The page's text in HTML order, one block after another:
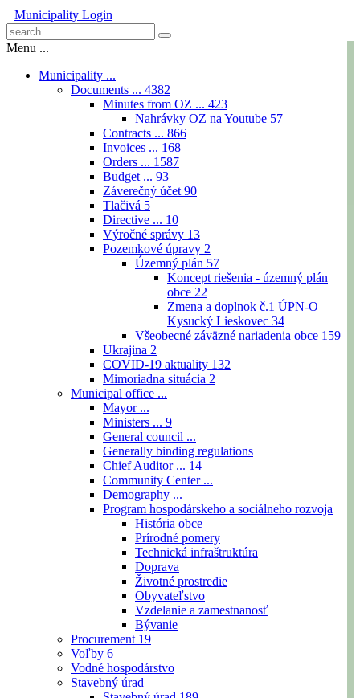
Municipality Login
Menu ...
Municipality ...
Documents ... 4382
Minutes from OZ ... 423
Nahrávky OZ na Youtube 57
Contracts ... 866
Invoices ... 168
Orders ... 1587
Budget ... 93
Záverečný účet 90
Tlačivá 5
Directive ... 10
Výročné správy 13
Pozemkové úpravy 2
Územný plán 57
Koncept riešenia - územný plán
obce 22
Zmena a doplnok č.1 ÚPN-O
Kysucký Lieskovec 34
Všeobecné záväzné nariadenia obce 159
Ukrajina 2
COVID-19 aktuality 132
Mimoriadna situácia 2
Municipal office ...
Mayor ...
Ministers ... 9
General council ...
Generally binding regulations
Chief Auditor ... 14
Community Center ...
Demography ...
Program hospodárskeho a sociálneho rozvoja
História obce
Prírodné pomery
Technická infraštruktúra
Doprava
Životné prostredie
Obyvateľstvo
Vzdelanie a zamestnanosť
Bývanie
Procurement 19
Voľby 6
Vodné hospodárstvo
Stavebný úrad